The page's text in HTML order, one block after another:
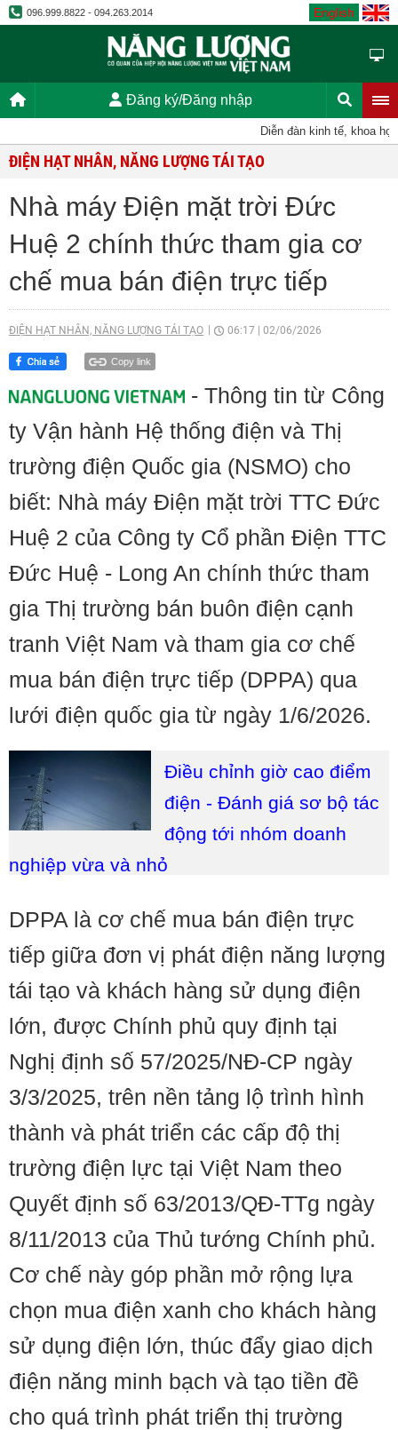
096.999.8822 - 094.263.2014 English
Đăng ký/Đăng nhập
Diễn đàn kinh tế, khoa
ĐIỆN HẠT NHÂN, NĂNG LƯỢNG TÁI TẠO
Nhà máy Điện mặt trời Đức
Huệ 2 chính thức tham gia cơ
chế mua bán điện trực tiếp
ĐIỆN HẠT NHÂN, NĂNG LƯỢNG TÁI TẠO 06:17 02/06/2026
Copy link
- Thông tin từ Công
ty Vận hành Hệ thống điện và Thị
trường điện Quốc gia (NSMO) cho
biết: Nhà máy Điện mặt trời TTC Đức
Huệ 2 của Công ty Cổ phần Điện TTC
Đức Huệ - Long An chính thức tham
gia Thị trường bán buôn điện cạnh
tranh Việt Nam và tham gia cơ chế
mua bán điện trực tiếp (DPPA) qua
lưới điện quốc gia từ ngày 1/6/2026.
Điều chỉnh giờ cao điểm
điện - Đánh giá sơ bộ tác
động tới nhóm doanh
nghiệp vừa và nhỏ
DPPA là cơ chế mua bán điện trực
tiếp giữa đơn vị phát điện năng lượng
tái tạo và khách hàng sử dụng điện
lớn, được Chính phủ quy định tại
Nghị định số 57/2025/NĐ-CP ngày
3/3/2025, trên nền tảng lộ trình hình
thành và phát triển các cấp độ thị
trường điện lực tại Việt Nam theo
Quyết định số 63/2013/QĐ-TTg ngày
8/11/2013 của Thủ tướng Chính phủ.
Cơ chế này góp phần mở rộng lựa
chọn mua điện xanh cho khách hàng
sử dụng điện lớn, thúc đẩy giao dịch
điện năng minh bạch và tạo tiền đề
cho quá trình phát triển thị trường